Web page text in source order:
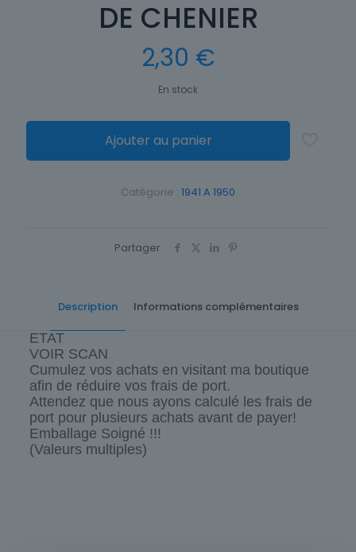
DE CHENIER
2,30 €
En stock
Ajouter au panier
Catégorie : 1941 A 1950
Partager
Description Informations complémentaires
ETAT
VOIR SCAN
Cumulez vos achats en visitant ma boutique
afin de réduire vos frais de port.
Attendez que nous ayons calculé les frais de
port pour plusieurs achats avant de payer!
Emballage Soigné !!!
(Valeurs multiples)